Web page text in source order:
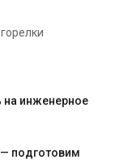
на инженерное
подготовим